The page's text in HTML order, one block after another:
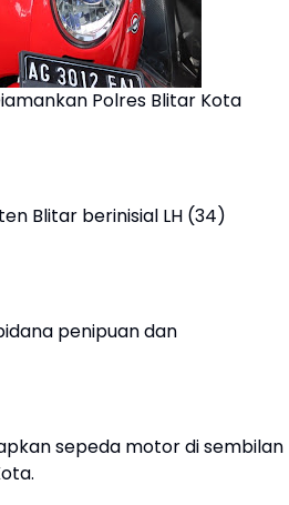
Polres Blitar Kota
Blitar berinisial LH (34)
penipuan dan
sepeda motor di sembilan